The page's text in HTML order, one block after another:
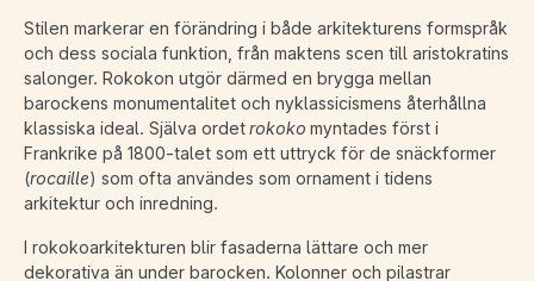
Stilen markerar en förändring i både arkitekturens formspråk
och dess sociala funktion, från maktens scen till aristokratins
salonger. Rokokon utgör därmed en brygga mellan
barockens monumentalitet och nyklassicismens återhållna
klassiska ideal. Själva ordetrokoko myntades först i
Frankrike på 1800-talet som ett uttryck för de snäckformer
(rocaille) som ofta användes som ornament i tidens
arkitektur och inredning.
I rokokoarkitekturen blir fasaderna lättare och mer
dekorativa än under barocken. Kolonner och pilastrar